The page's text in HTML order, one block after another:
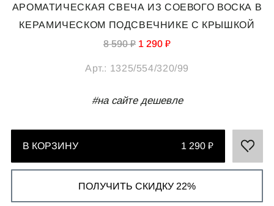
АРОМАТИЧЕСКАЯ СВЕЧА ИЗ СОЕВОГО ВОСКА В
КЕРАМИЧЕСКОМ ПОДСВЕЧНИКЕ С КРЫШКОЙ
8 590 ₽ 1 290 ₽
Арт.: 1325/554/320/99
#на сайте дешевле
В КОРЗИНУ 1 290 ₽
ПОЛУЧИТЬ СКИДКУ 22%
Каталог
О компании
Подарочная карта
Доставка
Оплата
Обмен и возврат
Полезные статьи
КОНТАКТЫ